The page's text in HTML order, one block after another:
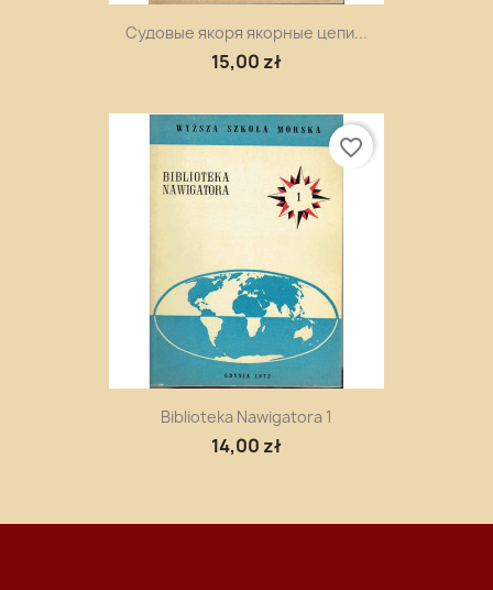
Судовые якоря якорные цепи...
15,00 zł
Biblioteka Nawigatora 1
14,00 zł
favorite_border